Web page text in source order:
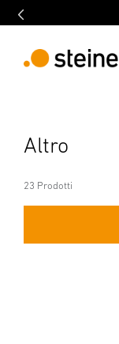
Ricerca
Altro
23 Prodotti